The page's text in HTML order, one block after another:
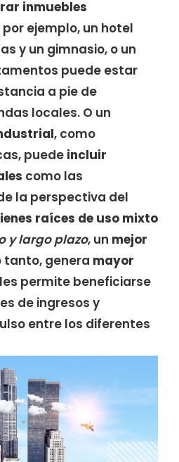
inmuebles
por ejemplo, un hotel
y un gimnasio, o un
puede estar
a pie de
locales. O un
, como
puede incluir
como las
la perspectiva del
raíces de uso mixto
y largo plazo, un mejor
tanto, genera mayor
les permite beneficiarse
de ingresos y
entre los diferentes